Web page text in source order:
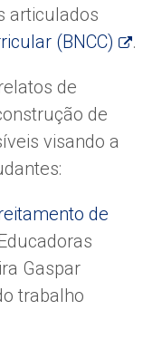
articulados
(BNCC) .
de
de
visando a
de
Gaspar
trabalho